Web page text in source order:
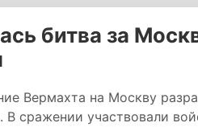
битва за
Вермахта на Москву
. В сражении участвовали